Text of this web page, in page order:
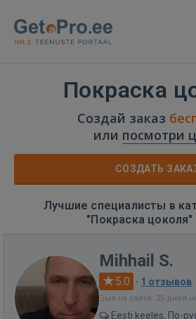
Покраска
Создай заказ
или посмотри
СОЗДАТЬ
Лучшие специалисты в
"Покраска цоколя"
Mihhail S.
5.0 · 1 отзывов
Был на сайте: 25 дней
Eesti keeles, По-